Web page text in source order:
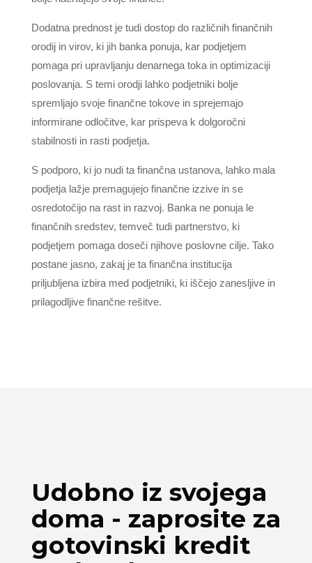
Dodatna prednost je tudi dostop do različnih finančnih
orodij in virov, ki jih banka ponuja, kar podjetjem
pomaga pri upravljanju denarnega toka in optimizaciji
poslovanja. S temi orodji lahko podjetniki bolje
spremljajo svoje finančne tokove in sprejemajo
informirane odločitve, kar prispeva k dolgoročni
stabilnosti in rasti podjetja.
S podporo, ki jo nudi ta finančna ustanova, lahko mala
podjetja lažje premagujejo finančne izzive in se
osredotočijo na rast in razvoj. Banka ne ponuja le
finančnih sredstev, temveč tudi partnerstvo, ki
podjetjem pomaga doseči njihove poslovne cilje. Tako
postane jasno, zakaj je ta finančna institucija
priljubljena izbira med podjetniki, ki iščejo zanesljive in
prilagodljive finančne rešitve.
Udobno iz svojega
doma - zaprosite za
gotovinski kredit